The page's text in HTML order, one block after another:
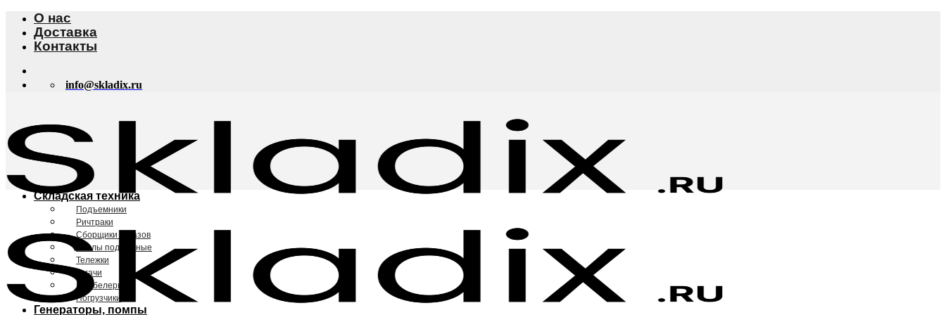
Skip
content
О нас
Доставка
Контакты
info@skladix.ru
Складская техника
Подъемники
Ричтраки
Сборщики заказов
Столы подъемные
Тележки
Тягачи
Штабелеры
Погрузчики
Генераторы, помпы